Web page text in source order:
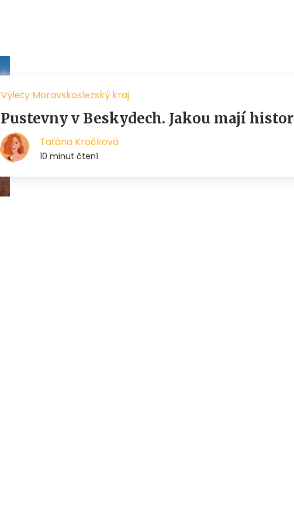
Výlety Moravskoslezský kraj
Pustevny v Beskydech. Jakou mají
Taťána Kročková
10 minut čtení